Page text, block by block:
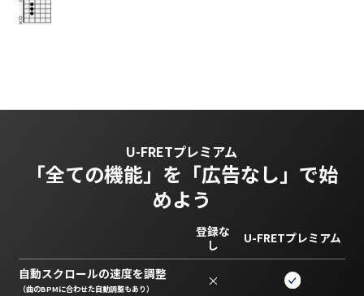
U-FRETプレミアム
「全ての機能」を 「広告なし」で始
めよう
登録な
し
U-FRETプレミアム
自動スクロールの速度を調整
（曲のBPMに合わせた自動調整もあり） ×